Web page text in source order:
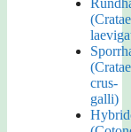
crus-
galli)